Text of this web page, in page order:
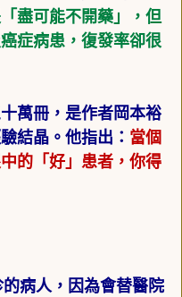
盡可能不開藥」，但
症病患，復發率卻很
萬冊，是作者岡本裕
結晶。他指出： 當個
的「好」患者，你得
的病人，因為會替醫院